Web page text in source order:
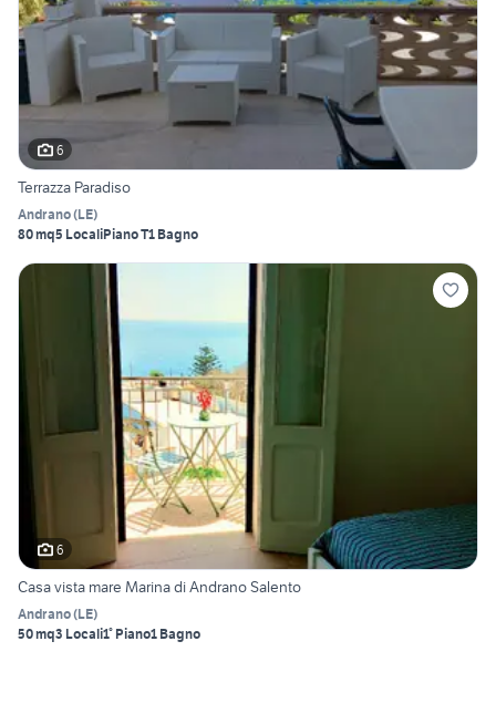
6
Terrazza Paradiso
Andrano(LE)
80 mq5 LocaliPiano T1 Bagno
6
Casa vista mare Marina di Andrano Salento
Andrano(LE)
50 mq3 Locali1° Piano1 Bagno